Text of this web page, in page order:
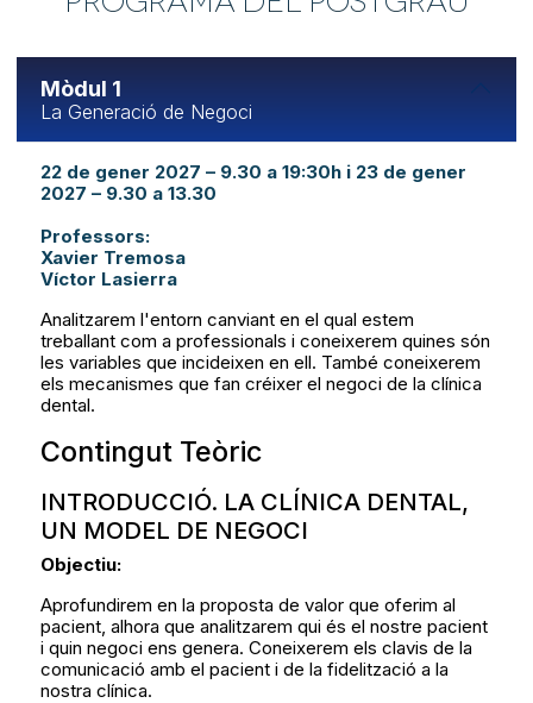
Mòdul 1
La Generació de Negoci
22 de gener 2027 – 9.30 a 19:30h i 23 de gener
2027 – 9.30 a 13.30
Professors:
Xavier Tremosa
Víctor Lasierra
Analitzarem l'entorn canviant en el qual estem
treballant com a professionals i coneixerem quines són
les variables que incideixen en ell. També coneixerem
els mecanismes que fan créixer el negoci de la clínica
dental.
Contingut Teòric
INTRODUCCIÓ. LA CLÍNICA DENTAL,
UN MODEL DE NEGOCI
Objectiu:
Aprofundirem en la proposta de valor que oferim al
pacient, alhora que analitzarem qui és el nostre pacient
i quin negoci ens genera. Coneixerem els clavis de la
comunicació amb el pacient i de la fidelització a la
nostra clínica.